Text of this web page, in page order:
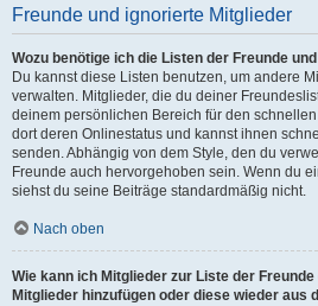
Freunde und ignorierte Mitglieder
Wozu benötige ich die Listen der Freunde
Du kannst diese Listen benutzen, um andere
verwalten. Mitglieder, die du deiner
deinem persönlichen Bereich für den
dort deren Onlinestatus und kannst ihnen
senden. Abhängig von dem Style, den du
Freunde auch hervorgehoben sein. Wenn du
siehst du seine Beiträge standardmäßig nicht.
Nach oben
Wie kann ich Mitglieder zur Liste der
Mitglieder hinzufügen oder diese wieder aus